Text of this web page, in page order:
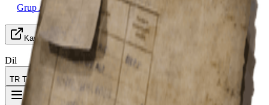
Grup Arayışı
Kaynaklar
Dil
TR Türkçe
Toggle Menu Antik Kale Güvenlik Kodu